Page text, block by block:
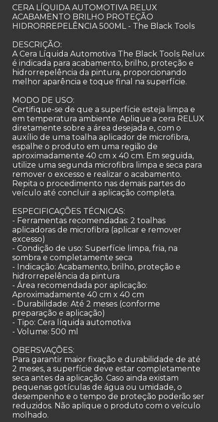
CERA LÍQUIDA AUTOMOTIVA RELUX
ACABAMENTO BRILHO PROTEÇÃO
HIDRORREPELÊNCIA 500ML - The Black Tools
DESCRIÇÃO:
A Cera Líquida Automotiva The Black Tools Relux
é indicada para acabamento, brilho, proteção e
hidrorrepelência da pintura, proporcionando
melhor aparência e toque final na superfície.
MODO DE USO:
Certifique-se de que a superfície esteja limpa e
em temperatura ambiente. Aplique a cera RELUX
diretamente sobre a área desejada e, com o
auxílio de uma toalha aplicador de microfibra,
espalhe o produto em uma região de
aproximadamente 40 cm x 40 cm. Em seguida,
utilize uma segunda microfibra limpa e seca para
remover o excesso e realizar o acabamento.
Repita o procedimento nas demais partes do
veículo até concluir a aplicação completa.
ESPECIFICAÇÕES TÉCNICAS:
- Ferramentas recomendadas: 2 toalhas
aplicadoras de microfibra (aplicar e remover
excesso)
- Condição de uso: Superfície limpa, fria, na
sombra e completamente seca
- Indicação: Acabamento, brilho, proteção e
hidrorrepelência da pintura
- Área recomendada por aplicação:
Aproximadamente 40 cm x 40 cm
- Durabilidade: Até 2 meses (conforme
preparação e aplicação)
- Tipo: Cera líquida automotiva
- Volume: 500 ml
OBERSVAÇÕES:
Para garantir maior fixação e durabilidade de até
2 meses, a superfície deve estar completamente
seca antes da aplicação. Caso ainda existam
pequenas gotículas de água ou umidade, o
desempenho e o tempo de proteção poderão ser
reduzidos. Não aplique o produto com o veículo
molhado.